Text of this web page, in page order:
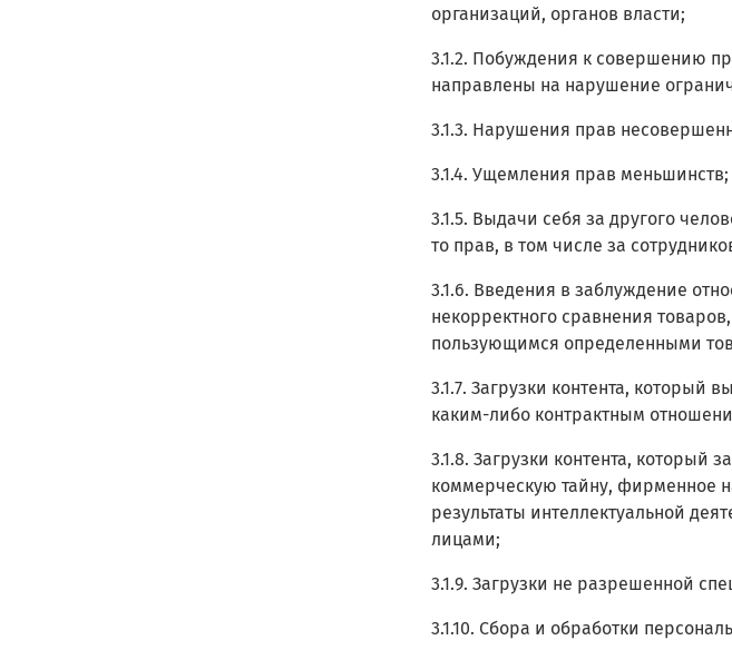
организаций, органов власти;
3.1.2. Побуждения к совершению
направлены на нарушение
3.1.3. Нарушения прав
3.1.4. Ущемления прав меньшинств;
3.1.5. Выдачи себя за другого
то прав, в том числе за
3.1.6. Введения в заблуждение
некорректного сравнения
пользующимся определенными
3.1.7. Загрузки контента, который
каким-либо контрактным
3.1.8. Загрузки контента, который
коммерческую тайну, фирменное
результаты интеллектуальной
лицами;
3.1.9. Загрузки не разрешенной
3.1.10. Сбора и обработки